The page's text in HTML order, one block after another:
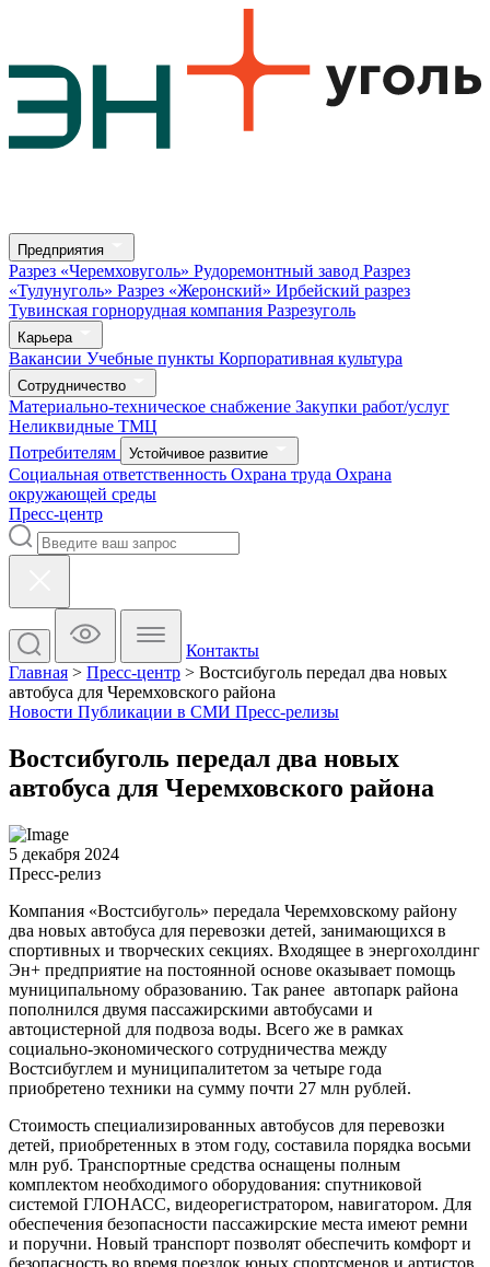
Предприятия
Разрез «Черемховуголь» Рудоремонтный завод Разрез
«Тулунуголь» Разрез «Жеронский» Ирбейский разрез
Тувинская горнорудная компания Разрезуголь
Карьера
Вакансии Учебные пункты Корпоративная культура
Сотрудничество
Материально-техническое снабжение Закупки работ/услуг
Неликвидные ТМЦ
Потребителям
Устойчивое развитие
Социальная ответственность Охрана труда Охрана
окружающей среды
Пресс-центр
Контакты
Главная > Пресс-центр > Востсибуголь передал два новых
автобуса для Черемховского района
Новости Публикации в СМИ Пресс-релизы
Востсибуголь передал два новых
автобуса для Черемховского района
5 декабря 2024
Пресс-релиз
Компания «Востсибуголь» передала Черемховскому району
два новых автобуса для перевозки детей, занимающихся в
спортивных и творческих секциях. Входящее в энергохолдинг
Эн+ предприятие на постоянной основе оказывает помощь
муниципальному образованию. Так ранее автопарк района
пополнился двумя пассажирскими автобусами и
автоцистерной для подвоза воды. Всего же в рамках
социально-экономического сотрудничества между
Востсибуглем и муниципалитетом за четыре года
приобретено техники на сумму почти 27 млн рублей.
Стоимость специализированных автобусов для перевозки
детей, приобретенных в этом году, составила порядка восьми
млн руб. Транспортные средства оснащены полным
комплектом необходимого оборудования: спутниковой
системой ГЛОНАСС, видеорегистратором, навигатором. Для
обеспечения безопасности пассажирские места имеют ремни
и поручни. Новый транспорт позволят обеспечить комфорт и